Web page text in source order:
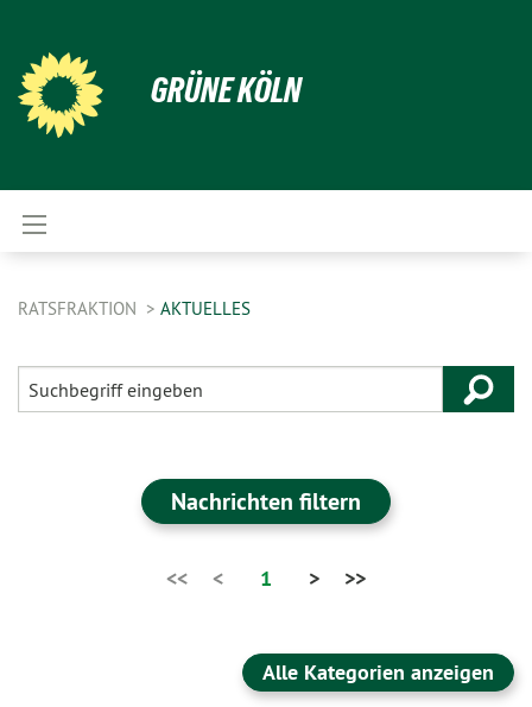
GRÜNE KÖLN
RATSFRAKTION AKTUELLES
Nachrichten filtern
<< < 1 > >>
Alle Kategorien anzeigen